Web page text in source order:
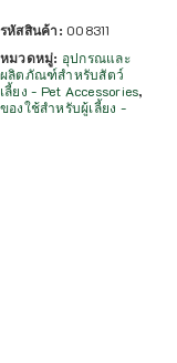
รหัสสินค้า: 008311
หมวดหมู่: อุปกรณและ
ผลิตภัณฑ์สำหรับสัตว์
เลี้ยง - Pet Accessories,
ของใช้สำหรับผู้เลี้ยง -